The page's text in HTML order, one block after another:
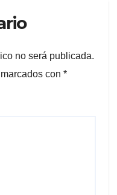
no será publicada.
con *